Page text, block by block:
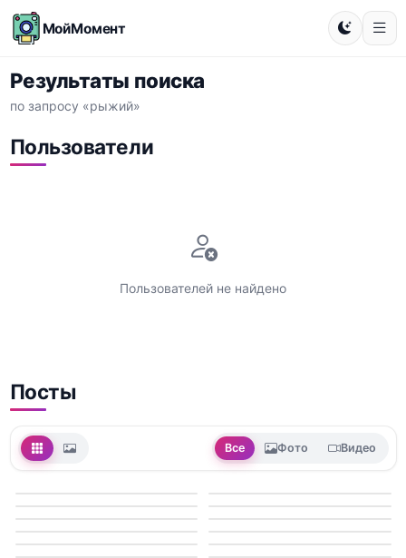
МойМомент
Результаты поиска
по запросу «рыжий»
Пользователи
Пользователей не найдено
Посты
Все Фото Видео